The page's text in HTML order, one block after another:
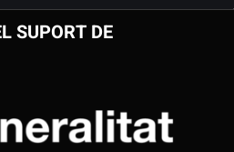
SUPORT DE